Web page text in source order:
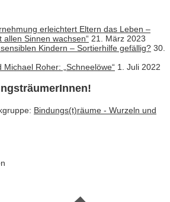
erleichtert Eltern das Leben –
allen Sinnen wachsen“ 21. März 2023
Kindern – Sortierhilfe gefällig? 30.
Roher: „Schneelöwe“ 1. Juli 2022
Bindungs(t)räume - Wurzeln und